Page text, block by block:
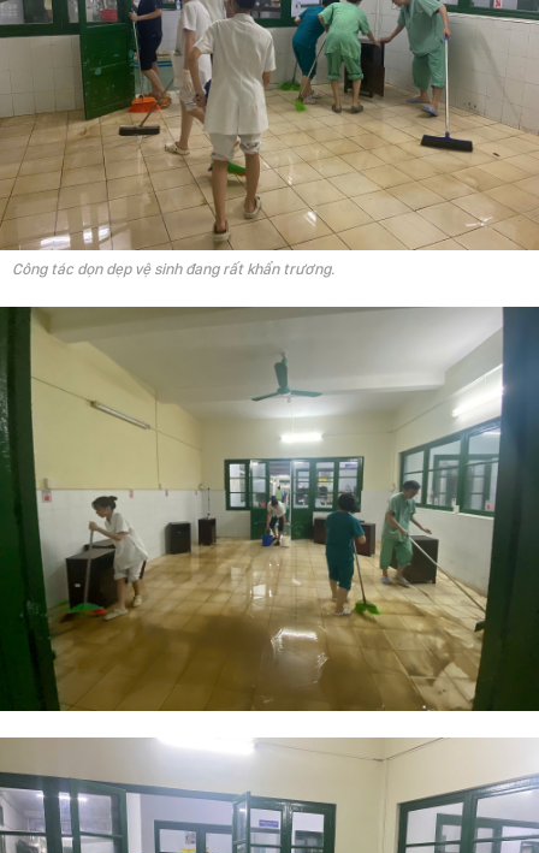
Công tác dọn dẹp vệ sinh đang rất khẩn trương.